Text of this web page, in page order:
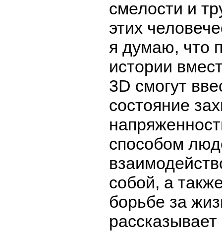
смелости и
этих
я думаю, что
истории
3D смогут
состояние
способом
собой, а
борьбе за